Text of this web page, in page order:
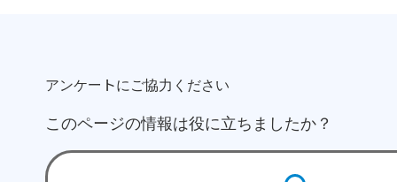
アンケートにご協力ください
このページの情報は役に立ちましたか？